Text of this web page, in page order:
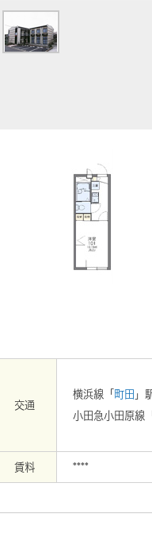
交通
横浜線「 町田 」
小田急小田原線「
賃料 ****